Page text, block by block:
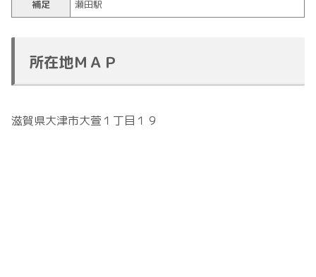
補足 瀬田駅
所在地ＭＡＰ
滋賀県大津市大萱１丁目１９